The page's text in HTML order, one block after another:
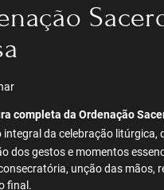
completa da Ordenação
integral da celebração litúrgica,
dos gestos e momentos
unção das mãos,
final.